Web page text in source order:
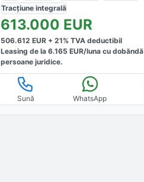
Tracțiune integrală
613.000 EUR
506.612 EUR + 21% TVA deductibil
Leasing de la 6.165 EUR/lunacu dobăndă
persoane juridice.
Sună WhatsApp